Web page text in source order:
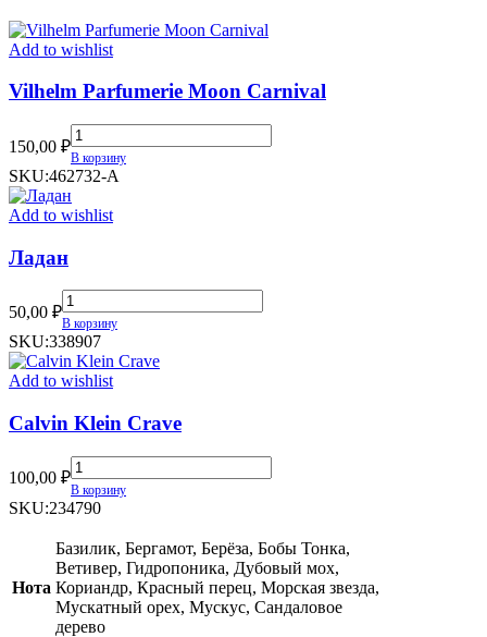
Add to wishlist
Vilhelm Parfumerie Moon Carnival
150,00 ₽
Vilhelm
Parfumerie
Moon
Carnival
quantity
В корзину
SKU:462732-A
Add to wishlist
Ладан
50,00 ₽
Ладан
quantity
В корзину
SKU:338907
Add to wishlist
Calvin Klein Crave
100,00 ₽
Calvin
Klein
Crave
В корзину
SKU:234790
Нота
Базилик, Бергамот, Берёза, Бобы Тонка,
Ветивер, Гидропоника, Дубовый мох,
Кориандр, Красный перец, Морская звезда,
Мускатный орех, Мускус, Сандаловое
дерево